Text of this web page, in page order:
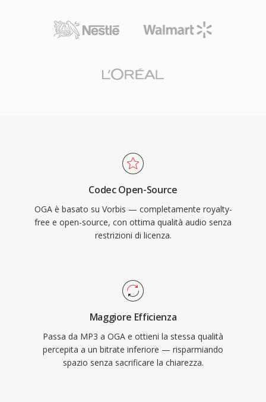
dell&#039;OGA è l&#039;interoperabilità: le
esclusivamente audio senza dover sondare
royalty, OGA evita le complessità di licenza
brevettuale che interessano i formati
proprietari. Il formato supporta metadati
tramite commenti Vorbis per taggare artista,
album e informazioni sulla traccia in modo
ambienti desktop Linux, rendendolo una scelta
flussi di lavoro di archiviazione.
Codec Open-Source
OGA è basato su Vorbis — completamente royalty-
free e open-source, con ottima qualità audio senza
restrizioni di licenza.
Maggiore Efficienza
Passa da MP3 a OGA e ottieni la stessa qualità
percepita a un bitrate inferiore — risparmiando
spazio senza sacrificare la chiarezza.